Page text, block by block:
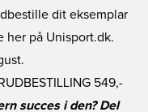
dit eksemplar
her på Unisport.dk.
549,-
succes i den? Del